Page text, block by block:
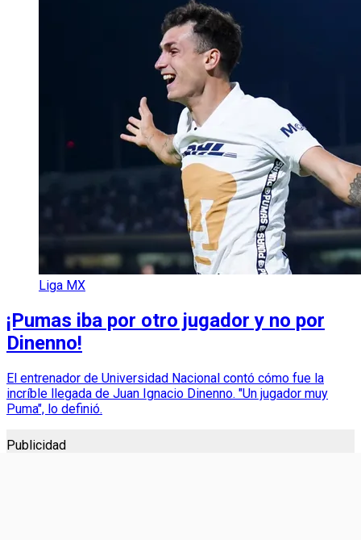
Liga MX
¡Pumas iba por otro jugador y no por
Dinenno!
El entrenador de Universidad Nacional contó cómo fue la
incríble llegada de Juan Ignacio Dinenno. "Un jugador muy
Puma", lo definió.
Publicidad